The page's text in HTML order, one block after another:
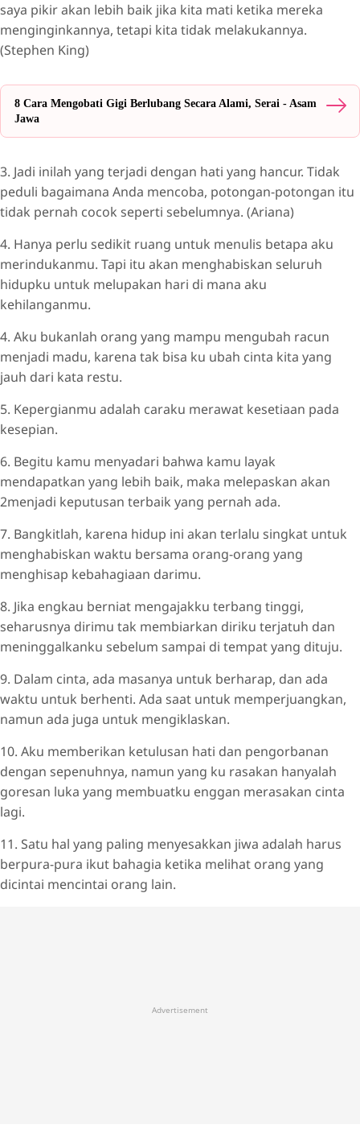
saya pikir akan lebih baik jika kita mati ketika mereka
menginginkannya, tetapi kita tidak melakukannya.
(Stephen King)
8 Cara Mengobati Gigi Berlubang Secara Alami, Serai - Asam
Jawa
3. Jadi inilah yang terjadi dengan hati yang hancur. Tidak
peduli bagaimana Anda mencoba, potongan-potongan itu
tidak pernah cocok seperti sebelumnya. (Ariana)
4. Hanya perlu sedikit ruang untuk menulis betapa aku
merindukanmu. Tapi itu akan menghabiskan seluruh
hidupku untuk melupakan hari di mana aku
kehilanganmu.
4. Aku bukanlah orang yang mampu mengubah racun
menjadi madu, karena tak bisa ku ubah cinta kita yang
jauh dari kata restu.
5. Kepergianmu adalah caraku merawat kesetiaan pada
kesepian.
6. Begitu kamu menyadari bahwa kamu layak
mendapatkan yang lebih baik, maka melepaskan akan
2menjadi keputusan terbaik yang pernah ada.
7. Bangkitlah, karena hidup ini akan terlalu singkat untuk
menghabiskan waktu bersama orang-orang yang
menghisap kebahagiaan darimu.
8. Jika engkau berniat mengajakku terbang tinggi,
seharusnya dirimu tak membiarkan diriku terjatuh dan
meninggalkanku sebelum sampai di tempat yang dituju.
9. Dalam cinta, ada masanya untuk berharap, dan ada
waktu untuk berhenti. Ada saat untuk memperjuangkan,
namun ada juga untuk mengiklaskan.
10. Aku memberikan ketulusan hati dan pengorbanan
dengan sepenuhnya, namun yang ku rasakan hanyalah
goresan luka yang membuatku enggan merasakan cinta
lagi.
11. Satu hal yang paling menyesakkan jiwa adalah harus
berpura-pura ikut bahagia ketika melihat orang yang
dicintai mencintai orang lain.
Advertisement